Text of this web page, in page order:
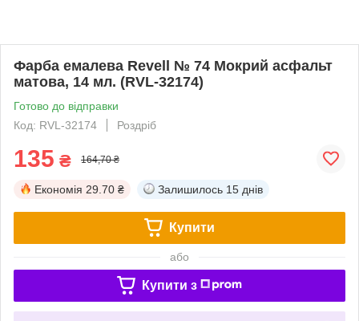
Фарба емалева Revell № 74 Мокрий асфальт
матова, 14 мл. (RVL-32174)
Готово до відправки
Код: RVL-32174
Роздріб
135 ₴ 164,70 ₴
Економія 29.70 ₴ Залишилось 15 днів
Купити
або
Купити з